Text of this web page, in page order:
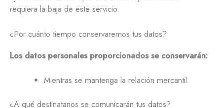
requiera la baja de este servicio.
¿Por cuánto tiempo conservaremos tus datos?
Los datos personales proporcionados se conservarán:
Mientras se mantenga la relación mercantil.
¿A qué destinatarios se comunicarán tus datos?